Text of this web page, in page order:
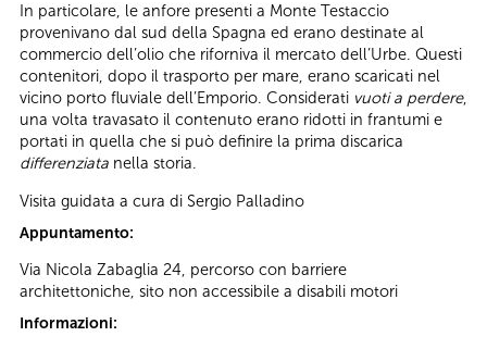
In particolare, le anfore presenti a Monte Testaccio
provenivano dal sud della Spagna ed erano destinate al
commercio dell’olio che riforniva il mercato dell’Urbe. Questi
contenitori, dopo il trasporto per mare, erano scaricati nel
vicino porto fluviale dell’Emporio. Considerati vuoti a perdere,
una volta travasato il contenuto erano ridotti in frantumi e
portati in quella che si può definire la prima discarica
differenziata nella storia.
Visita guidata a cura di Sergio Palladino
Appuntamento:
Via Nicola Zabaglia 24, percorso con barriere
architettoniche, sito non accessibile a disabili motori
Informazioni: